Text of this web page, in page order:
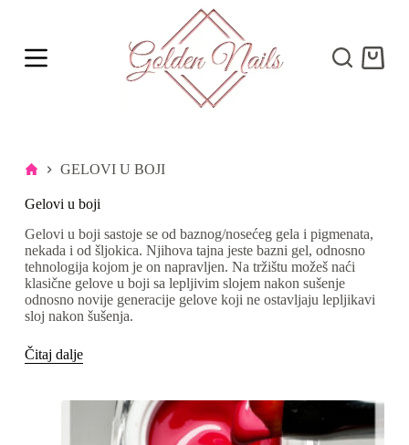
p
PočetnaGELOVI U BOJI
Gelovi u boji
Gelovi u boji sastoje se od baznog/nosećeg gela i pigmenata,
nekada i od šljokica. Njihova tajna jeste bazni gel, odnosno
tehnologija kojom je on napravljen. Na tržištu možeš naći
klasične gelove u boji sa lepljivim slojem nakon sušenje
odnosno novije generacije gelove koji ne ostavljaju lepljikavi
sloj nakon šušenja.
Čitaj dalje